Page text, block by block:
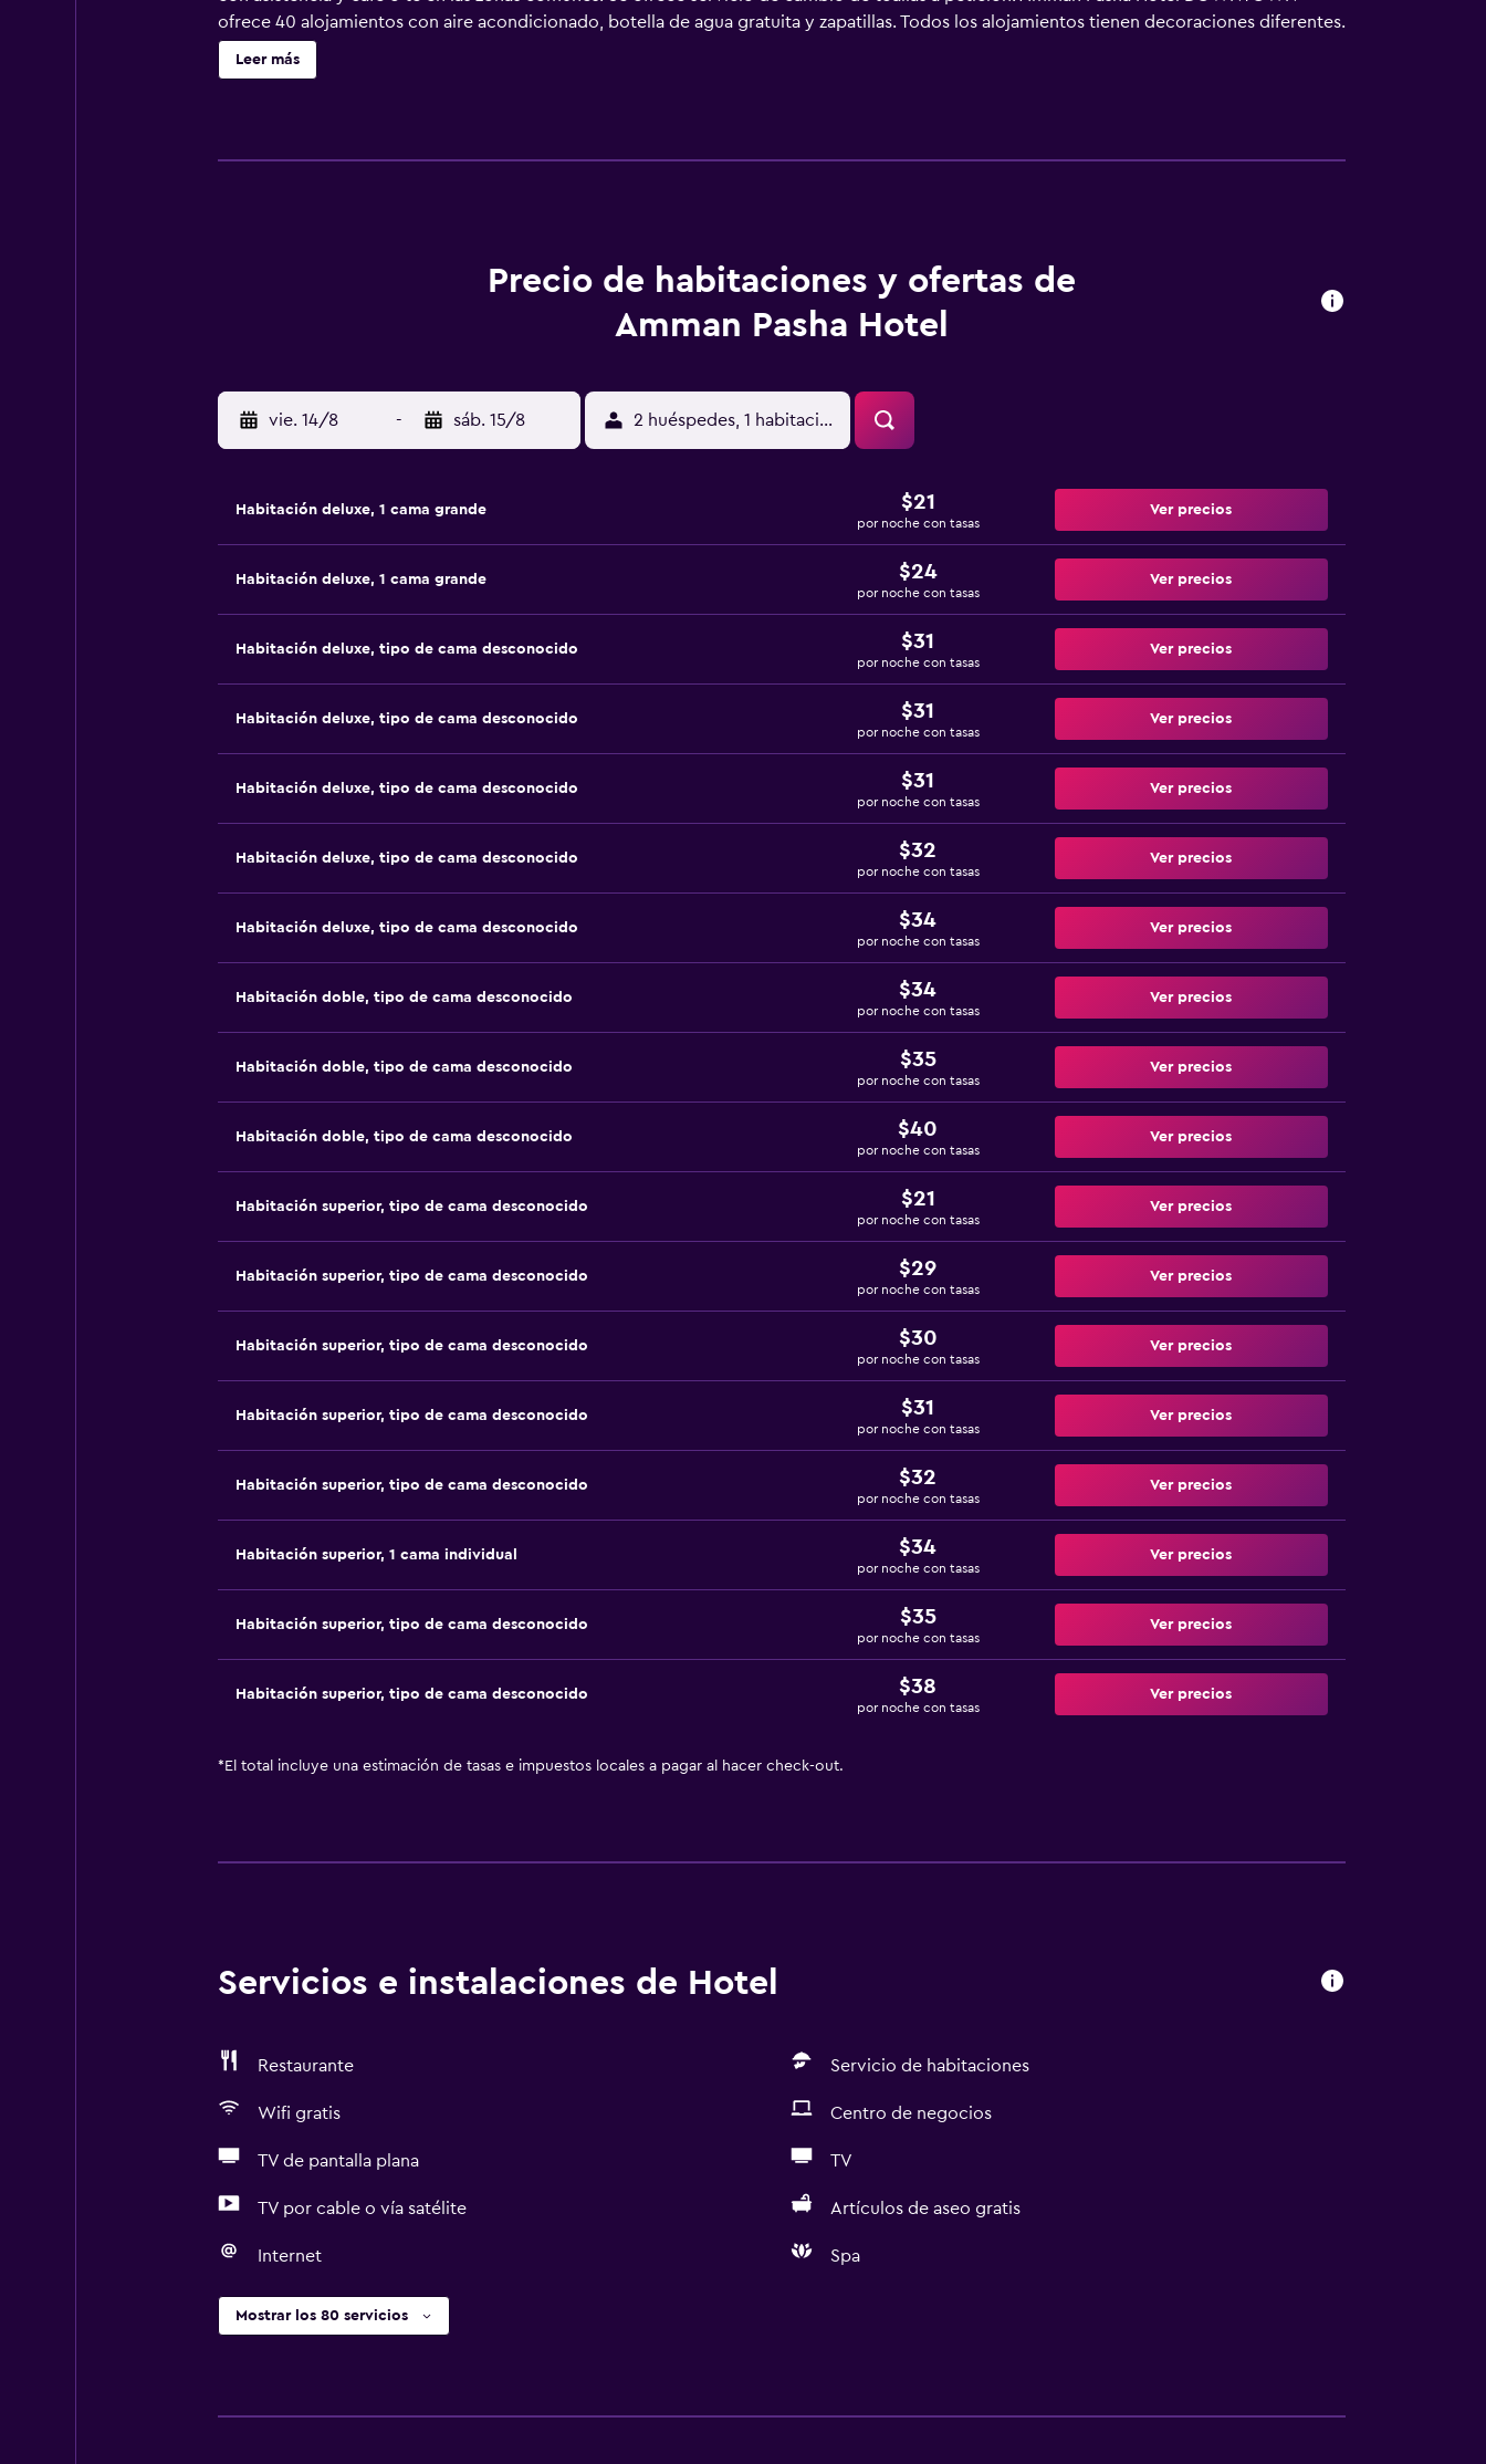
ofrece 40 alojamientos con aire acondicionado, botella de agua gratuita y zapatillas. Todos los alojamientos tienen decoraciones diferentes.
Se ofrece una Smart TV de 43 pulgadas con canales por cable y Netflix. Este hotel en Amán, Gobernación de Amán, Jordania ofrece acceso
a Internet wifi gratis con una velocidad de 250 Mbps o más (de 3 a 5 personas, o hasta 10 dispositivos). Los servicios para las personas de
Leer más
Precio de habitaciones y ofertas de
Amman Pasha Hotel
vie. 14/8 - sáb. 15/8 2 huéspedes, 1 habitación
Habitación deluxe, 1 cama grande $21
por noche con tasas
Ver precios
Habitación deluxe, 1 cama grande $24
por noche con tasas
Ver precios
Habitación deluxe, tipo de cama desconocido $31
por noche con tasas
Ver precios
Habitación deluxe, tipo de cama desconocido $31
por noche con tasas
Ver precios
Habitación deluxe, tipo de cama desconocido $31
por noche con tasas
Ver precios
Habitación deluxe, tipo de cama desconocido $32
por noche con tasas
Ver precios
Habitación deluxe, tipo de cama desconocido $34
por noche con tasas
Ver precios
Habitación doble, tipo de cama desconocido $34
por noche con tasas
Ver precios
Habitación doble, tipo de cama desconocido $35
por noche con tasas
Ver precios
Habitación doble, tipo de cama desconocido $40
por noche con tasas
Ver precios
Habitación superior, tipo de cama desconocido $21
por noche con tasas
Ver precios
Habitación superior, tipo de cama desconocido $29
por noche con tasas
Ver precios
Habitación superior, tipo de cama desconocido $30
por noche con tasas
Ver precios
Habitación superior, tipo de cama desconocido $31
por noche con tasas
Ver precios
Habitación superior, tipo de cama desconocido $32
por noche con tasas
Ver precios
Habitación superior, 1 cama individual $34
por noche con tasas
Ver precios
Habitación superior, tipo de cama desconocido $35
por noche con tasas
Ver precios
Habitación superior, tipo de cama desconocido $38
por noche con tasas
Ver precios
* El total incluye una estimación de tasas e impuestos locales a pagar al hacer check-out.
Servicios e instalaciones de Hotel
Restaurante Servicio de habitaciones
Wifi gratis Centro de negocios
TV de pantalla plana TV
TV por cable o vía satélite Artículos de aseo gratis
Internet Spa
Mostrar los 80 servicios